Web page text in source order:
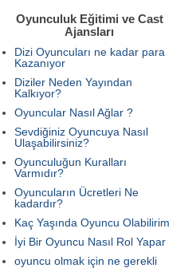
Oyunculuk Eğitimi ve Cast
Ajansları
Dizi Oyuncuları ne kadar para
Kazanıyor
Diziler Neden Yayından
Kalkıyor?
Oyuncular Nasıl Ağlar ?
Sevdiğiniz Oyuncuya Nasıl
Ulaşabilirsiniz?
Oyunculuğun Kuralları
Varmıdır?
Oyuncuların Ücretleri Ne
kadardır?
Kaç Yaşında Oyuncu Olabilirim
İyi Bir Oyuncu Nasıl Rol Yapar
oyuncu olmak için ne gerekli